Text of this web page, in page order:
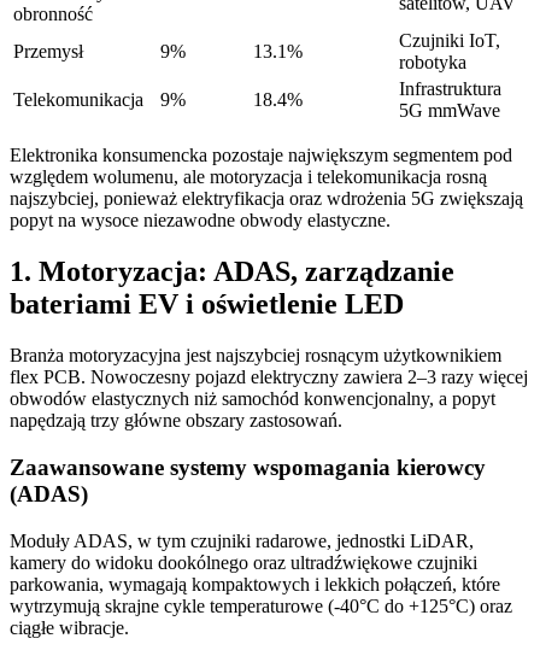
obronność
Przemysł 9% 13.1%
Czujniki IoT,
robotyka
Telekomunikacja
9% 18.4%
Infrastruktura
5G mmWave
Elektronika konsumencka pozostaje największym segmentem pod
względem wolumenu, ale motoryzacja i telekomunikacja rosną
najszybciej, ponieważ elektryfikacja oraz wdrożenia 5G zwiększają
popyt na wysoce niezawodne obwody elastyczne.
1. Motoryzacja: ADAS, zarządzanie
bateriami EV i oświetlenie LED
Branża motoryzacyjna jest najszybciej rosnącym użytkownikiem
flex PCB. Nowoczesny pojazd elektryczny zawiera 2–3 razy więcej
obwodów elastycznych niż samochód konwencjonalny, a popyt
napędzają trzy główne obszary zastosowań.
Zaawansowane systemy wspomagania kierowcy
(ADAS)
Moduły ADAS, w tym czujniki radarowe, jednostki LiDAR,
kamery do widoku dookólnego oraz ultradźwiękowe czujniki
parkowania, wymagają kompaktowych i lekkich połączeń, które
wytrzymują skrajne cykle temperaturowe (-40°C do +125°C) oraz
ciągłe wibracje.